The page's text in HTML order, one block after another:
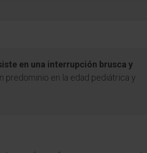
en una interrupción brusca y
predominio en la edad pediátrica y